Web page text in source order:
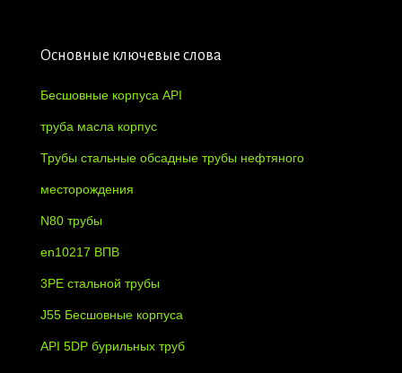
Основные ключевые слова
Бесшовные корпуса API
труба масла корпус
Трубы стальные обсадные трубы нефтяного
месторождения
N80 трубы
en10217 ВПВ
3PE стальной трубы
J55 Бесшовные корпуса
API 5DP бурильных труб